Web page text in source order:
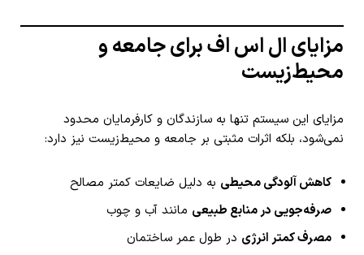
مزایای ال اس اف برای جامعه و
محیط‌زیست
مزایای این سیستم تنها به سازندگان و کارفرمایان محدود
نمی‌شود، بلکه اثرات مثبتی بر جامعه و محیط‌زیست نیز دارد:
کاهش آلودگی محیطی به دلیل ضایعات کمتر مصالح
صرفه‌جویی در منابع طبیعی مانند آب و چوب
مصرف کمتر انرژی در طول عمر ساختمان